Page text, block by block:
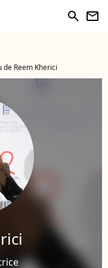
search newsletter
de Reem Kherici